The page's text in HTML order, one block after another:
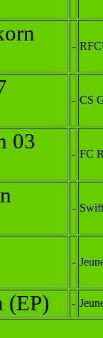
-
- CS
03
- FC
-
-
(EP) -